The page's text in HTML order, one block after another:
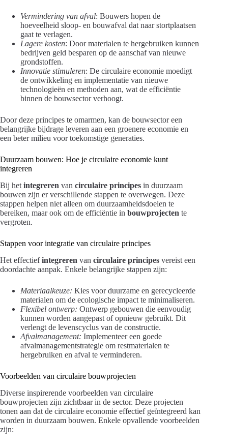
Vermindering van afval: Bouwers hopen de
hoeveelheid sloop- en bouwafval dat naar stortplaatsen
gaat te verlagen.
Lagere kosten: Door materialen te hergebruiken kunnen
bedrijven geld besparen op de aanschaf van nieuwe
grondstoffen.
Innovatie stimuleren: De circulaire economie moedigt
de ontwikkeling en implementatie van nieuwe
technologieën en methoden aan, wat de efficiëntie
binnen de bouwsector verhoogt.
Door deze principes te omarmen, kan de bouwsector een
belangrijke bijdrage leveren aan een groenere economie en
een beter milieu voor toekomstige generaties.
Duurzaam bouwen: Hoe je circulaire economie kunt
integreren
Bij het integreren van circulaire principes in duurzaam
bouwen zijn er verschillende stappen te overwegen. Deze
stappen helpen niet alleen om duurzaamheidsdoelen te
bereiken, maar ook om de efficiëntie in bouwprojecten te
vergroten.
Stappen voor integratie van circulaire principes
Het effectiefintegreren van circulaire principes vereist een
doordachte aanpak. Enkele belangrijke stappen zijn:
Materiaalkeuze: Kies voor duurzame en gerecycleerde
materialen om de ecologische impact te minimaliseren.
Flexibel ontwerp: Ontwerp gebouwen die eenvoudig
kunnen worden aangepast of opnieuw gebruikt. Dit
verlengt de levenscyclus van de constructie.
Afvalmanagement: Implementeer een goede
afvalmanagementstrategie om restmaterialen te
hergebruiken en afval te verminderen.
Voorbeelden van circulaire bouwprojecten
Diverse inspirerende voorbeelden van circulaire
bouwprojecten zijn zichtbaar in de sector. Deze projecten
tonen aan dat de circulaire economie effectief geïntegreerd kan
worden in duurzaam bouwen. Enkele opvallende voorbeelden
zijn: